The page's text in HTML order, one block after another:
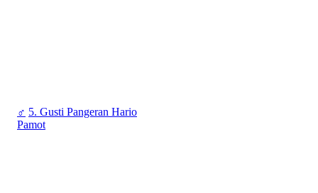
♂ 5. Gusti Pangeran Hario
Pamot